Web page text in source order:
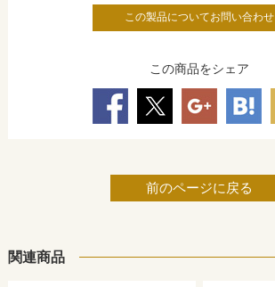
この製品についてお問い合わせ
この商品をシェア
前のページに戻る
関連商品